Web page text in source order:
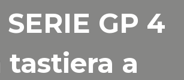
GP 4
tastiera a